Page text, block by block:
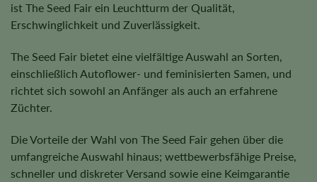
ist The Seed Fair ein Leuchtturm der Qualität,
Erschwinglichkeit und Zuverlässigkeit.
The Seed Fair bietet eine vielfältige Auswahl an Sorten,
einschließlich Autoflower- und feminisierten Samen, und
richtet sich sowohl an Anfänger als auch an erfahrene
Züchter.
Die Vorteile der Wahl von The Seed Fair gehen über die
umfangreiche Auswahl hinaus; wettbewerbsfähige Preise,
schneller und diskreter Versand sowie eine Keimgarantie